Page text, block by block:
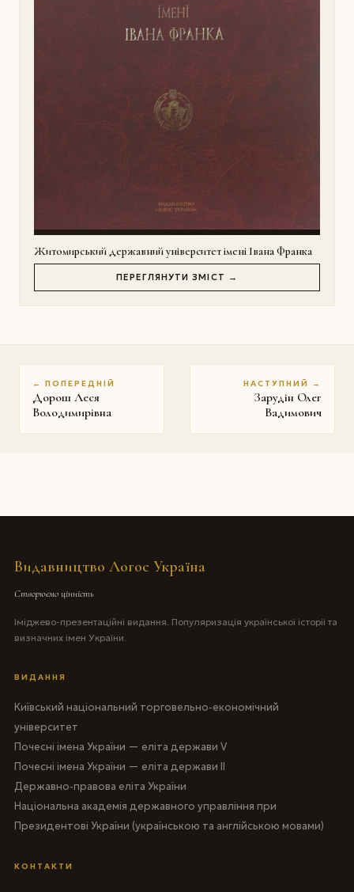
Житомирський державний університет імені Івана Франка
ПЕРЕГЛЯНУТИ ЗМІСТ →
← ПОПЕРЕДНІЙ
Дорош Леся
Володимирівна
НАСТУПНИЙ →
Зарудін Олег
Вадимович
Видавництво Логос Україна
Створюємо цінність
Іміджево-презентаційні видання. Популяризація української історії та
визначних імен України.
ВИДАННЯ
Київський національний торговельно-економічний
університет
Почесні імена України — еліта держави V
Почесні імена України — еліта держави II
Державно-правова еліта України
Національна академія державного управління при
Президентові України (українською та англійською мовами)
КОНТАКТИ